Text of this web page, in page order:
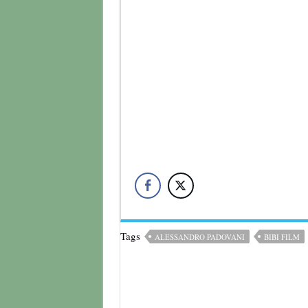
Tags ALESSANDRO PADOVANI BIBI FILM